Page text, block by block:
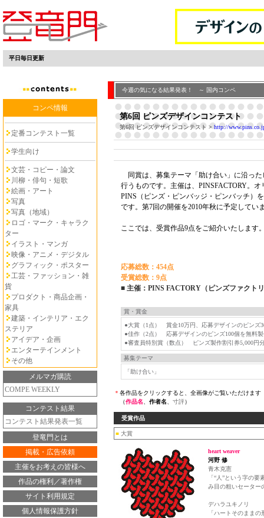
平日毎日更新
今週の気になる結果発表！ ～ 国内コンペ
コンペ情報
定番コンテスト一覧
学生向け
文芸・コピー・論文
川柳・俳句・短歌
絵画・アート
写真
写真（地域）
ロゴ・マーク・キャラク
ター
イラスト・マンガ
映像・アニメ・デジタル
グラフィック・ポスター
工芸・ファッション・雑
貨
プロダクト・商品企画・
家具
建築・インテリア・エク
ステリア
アイデア・企画
エンターテインメント
その他
メルマガ購読
COMPE WEEKLY
コンテスト結果
コンテスト結果発表一覧
登竜門とは
掲載・広告依頼
主催をお考えの皆様へ
作品の権利／著作権
サイト利用規定
個人情報保護方針
第6回 ピンズデザインコンテスト
第6回 ピンズデザインコンテスト > http://
同賞は、募集テーマ「助け合い」に沿っ
行うものです。主催は、PINSFACTORY。
PINS（ピンズ・ピンバッジ・ピンバッチ）
です。第7回の開催を2010年秋に予定してい
ここでは、受賞作品9点をご紹介いたします
応募総数：454点
受賞総数：9点
■ 主催：PINS FACTORY（ピンズファクト
賞・賞金
●大賞（1点） 賞金10万円、応募デザインのピンズ
●佳作（2点） 応募デザインのピンズ100個を無料
●審査員特別賞（数点） ピンズ製作割引券5,000円
募集テーマ
「助け合い」
＊ 各作品をクリックすると、全画像がご覧いただけます
（作品名 作者名 寸評）
受賞作品
■ 大賞
heart weaver
河野 修
青木克憲
「“人”という字の
み目の粗いセーター
デハラユキノリ
「ハートそのまま